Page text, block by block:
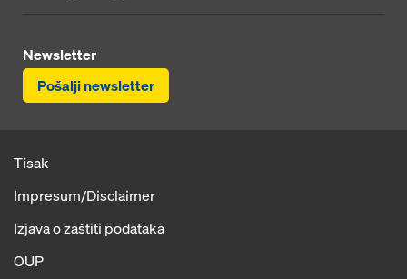
Newsletter
Pošalji newsletter
Tisak
Impresum/Disclaimer
Izjava o zaštiti podataka
OUP